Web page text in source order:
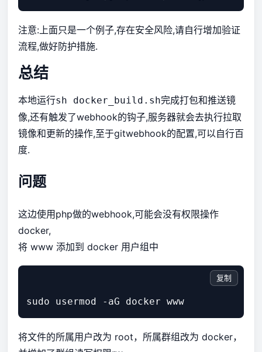
注意:上面只是一个例子,存在安全风险,请自行增加验证
流程,做好防护措施.
总结
本地运行sh docker_build.sh完成打包和推送镜
像,还有触发了webhook的钩子,服务器就会去执行拉取
镜像和更新的操作,至于gitwebhook的配置,可以自行百
度.
问题
这边使用php做的webhook,可能会没有权限操作
docker,
将 www 添加到 docker 用户组中
复制
将文件的所属用户改为 root，所属群组改为 docker，